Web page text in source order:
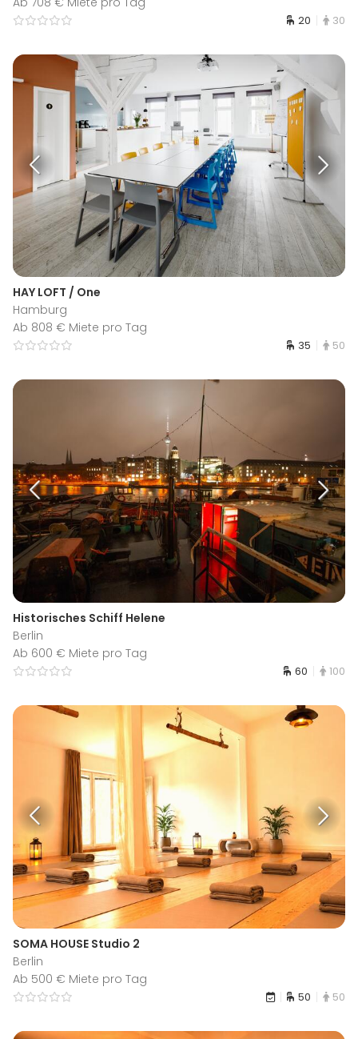
20 30
HAY LOFT / One
Hamburg
Ab 808 € Miete pro Tag
35 50
Historisches Schiff Helene
Berlin
Ab 600 € Miete pro Tag
60 100
SOMA HOUSE Studio 2
Berlin
Ab 500 € Miete pro Tag
50 50